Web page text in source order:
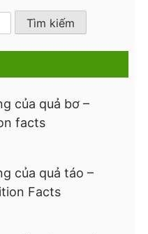
của quả bơ –
facts
của quả táo –
Facts